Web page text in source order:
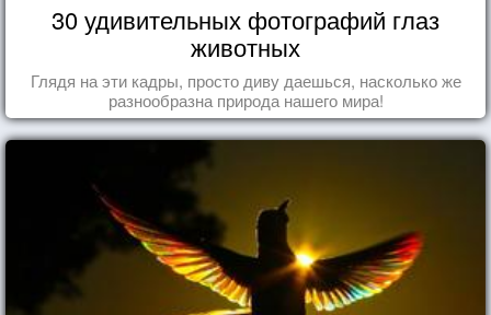
30 удивительных фотографий глаз
животных
Глядя на эти кадры, просто диву даешься, насколько же
разнообразна природа нашего мира!